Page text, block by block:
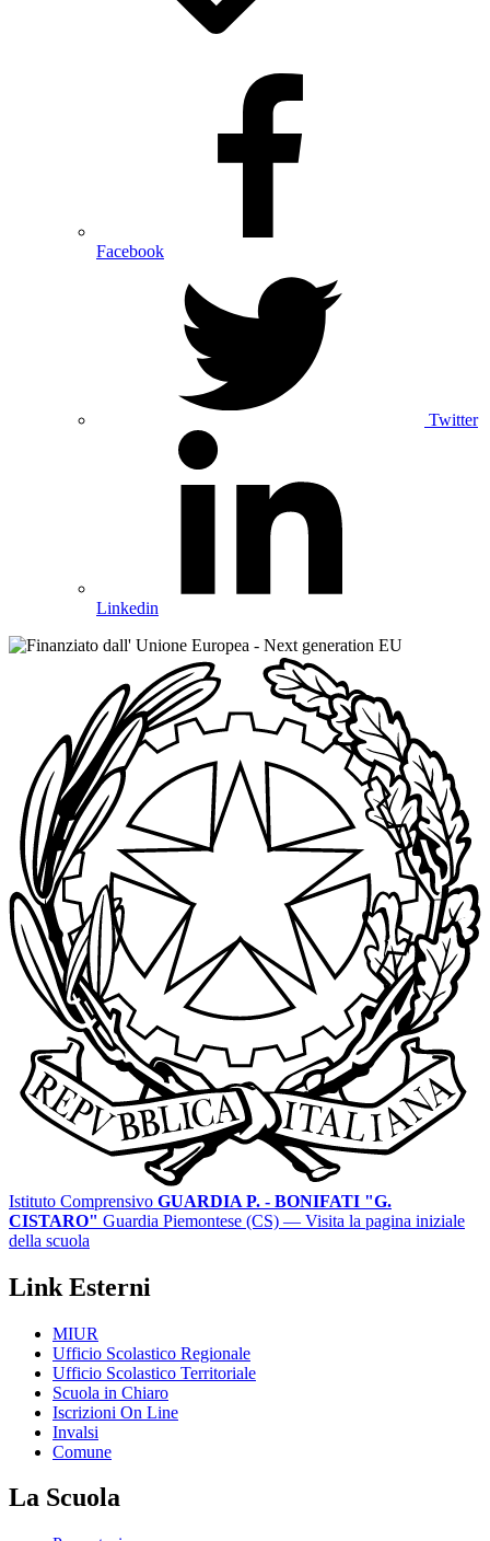
Facebook
Twitter
Linkedin
Istituto Comprensivo GUARDIA P. - BONIFATI "G.
CISTARO" Guardia Piemontese (CS) — Visita la pagina iniziale
della scuola
Link Esterni
MIUR
Ufficio Scolastico Regionale
Ufficio Scolastico Territoriale
Scuola in Chiaro
Iscrizioni On Line
Invalsi
Comune
La Scuola